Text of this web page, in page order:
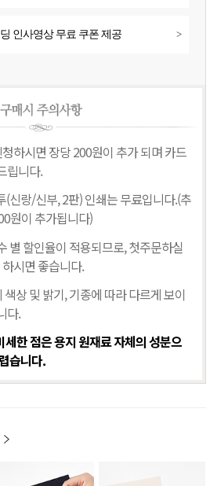
인사영상 무료 쿠폰 제공 >
하시면 장당 200원이 추가 되며 카드
립니다.
(신랑/신부, 2판) 인쇄는 무료입니다.(추
원이 추가됩니다)
별 할인율이 적용되므로, 첫주문하실
시면 좋습니다.
상 및 밝기, 기종에 따라 다르게 보이
다.
한 점은 용지 원재료 자체의 성분으
습니다.